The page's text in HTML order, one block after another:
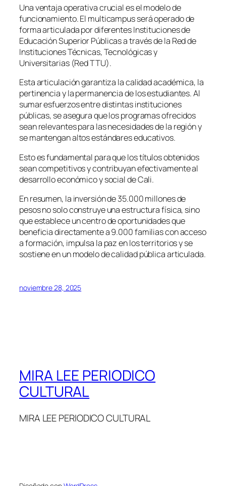
Una ventaja operativa crucial es el modelo de
funcionamiento. El multicampus será operado de
forma articulada por diferentes Instituciones de
Educación Superior Públicas a través de la Red de
Instituciones Técnicas, Tecnológicas y
Universitarias (Red TTU).
Esta articulación garantiza la calidad académica, la
pertinencia y la permanencia de los estudiantes. Al
sumar esfuerzos entre distintas instituciones
públicas, se asegura que los programas ofrecidos
sean relevantes para las necesidades de la región y
se mantengan altos estándares educativos.
Esto es fundamental para que los títulos obtenidos
sean competitivos y contribuyan efectivamente al
desarrollo económico y social de Cali.
En resumen, la inversión de 35.000 millones de
pesos no solo construye una estructura física, sino
que establece un centro de oportunidades que
beneficia directamente a 9.000 familias con acceso
a formación, impulsa la paz en los territorios y se
sostiene en un modelo de calidad pública articulada.
noviembre 28, 2025
MIRA LEE PERIODICO
CULTURAL
MIRA LEE PERIODICO CULTURAL